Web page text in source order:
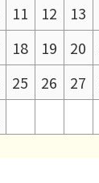
11 12 13
18 19 20
25 26 27